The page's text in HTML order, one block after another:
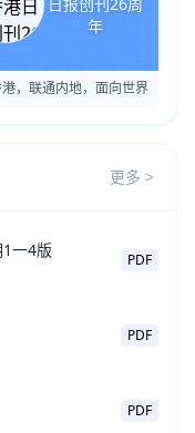
年
，联通内地，面向世界
更多 >
一4版 PDF
PDF
PDF